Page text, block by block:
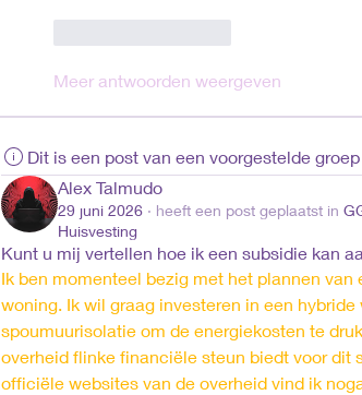
Meer antwoorden weergeven
Dit is een post van een voorgestelde groep
Alex Talmudo
29 juni 2026 · heeft een post geplaatst in
Huisvesting
Kunt u mij vertellen hoe ik een subsidie ​​kan
Ik ben momenteel bezig met het plannen
woning. Ik wil graag investeren in een
spoumuurisolatie om de energiekosten te
overheid flinke financiële steun biedt voor dit
officiële websites van de overheid vind ik